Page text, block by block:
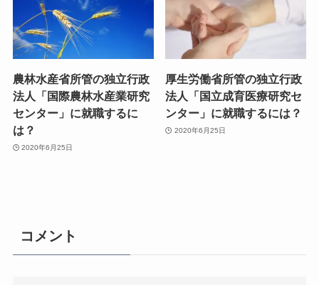
農林水産省所管の独立行政
法人「国際農林水産業研究
センター」に就職するに
は？
2020年6月25日
厚生労働省所管の独立行政
法人「国立成育医療研究セ
ンター」に就職するには？
2020年6月25日
コメント